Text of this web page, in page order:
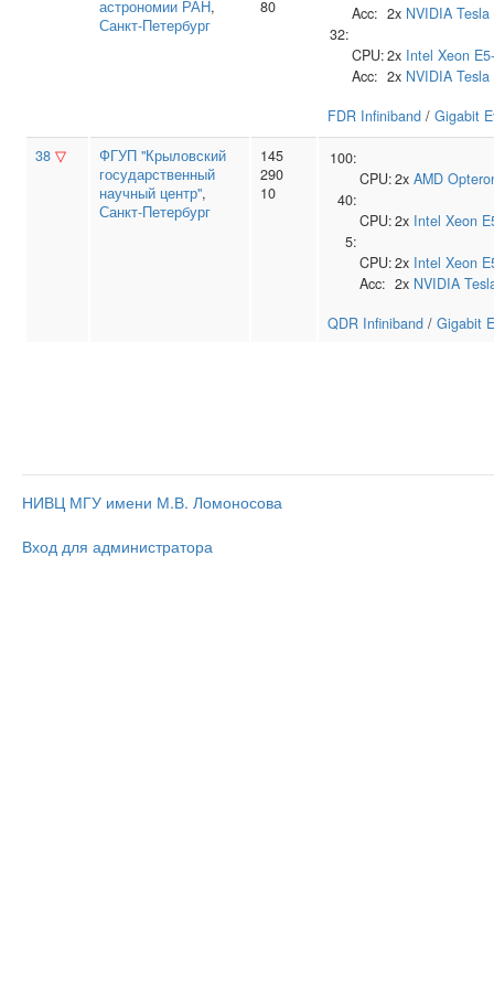
астрономии РАН,
Санкт-Петербург
80
Acc: 2x NVIDIA Tesla
32:
CPU:2x Intel Xeon
Acc: 2x NVIDIA Tesla
FDR Infiniband / Gigabit
38 ▽
ФГУП "Крыловский
государственный
научный центр",
Санкт-Петербург
145
290
10
100:
CPU:2x AMD
40:
CPU:2x Intel Xeon
5:
CPU:2x Intel Xeon
Acc: 2x NVIDIA
QDR Infiniband / Gigabit
НИВЦ МГУ имени М.В. Ломоносова
Вход для администратора